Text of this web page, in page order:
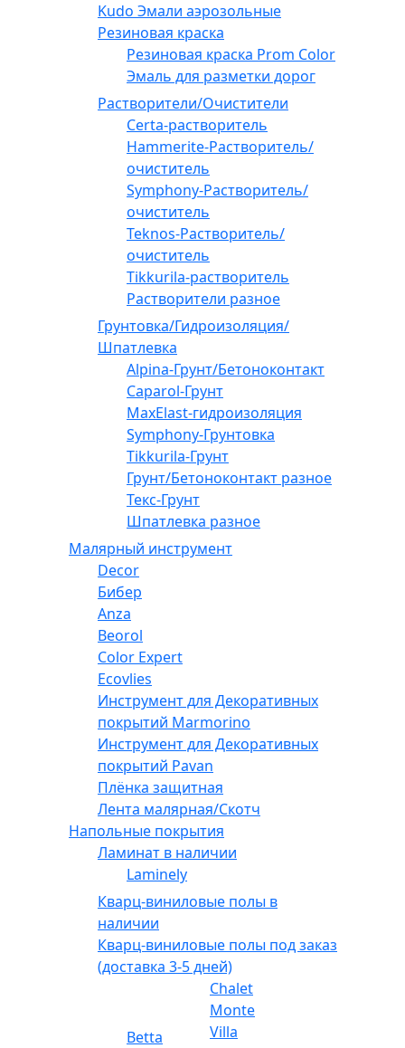
Kudo Эмали аэрозольные
Резиновая краска
Резиновая краска Prom Color
Эмаль для разметки дорог
Растворители/Очистители
Certa-растворитель
Hammerite-Растворитель/
очиститель
Symphony-Растворитель/
очиститель
Teknos-Растворитель/
очиститель
Tikkurila-растворитель
Растворители разное
Грунтовка/Гидроизоляция/
Шпатлевка
Alpina-Грунт/Бетоноконтакт
Caparol-Грунт
MaxElast-гидроизоляция
Symphony-Грунтовка
Tikkurila-Грунт
Грунт/Бетоноконтакт разное
Текс-Грунт
Шпатлевка разное
Малярный инструмент
Decor
Бибер
Anza
Beorol
Color Expert
Ecovlies
Инструмент для Декоративных
покрытий Marmorino
Инструмент для Декоративных
покрытий Pavan
Плёнка защитная
Лента малярная/Скотч
Напольные покрытия
Ламинат в наличии
Laminely
Кварц-виниловые полы в
наличии
Кварц-виниловые полы под заказ
(доставка 3-5 дней)
Betta
Chalet
Monte
Villa